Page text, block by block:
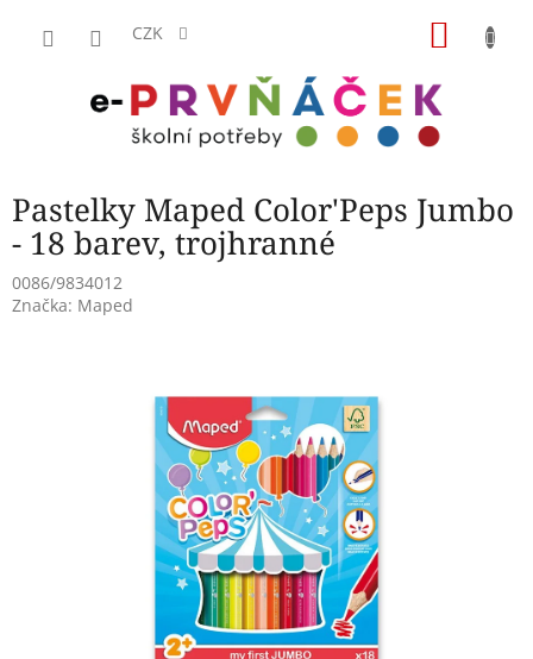
CZK
Pastelky Maped Color'Peps Jumbo
- 18 barev, trojhranné
0086/9834012
Značka: Maped